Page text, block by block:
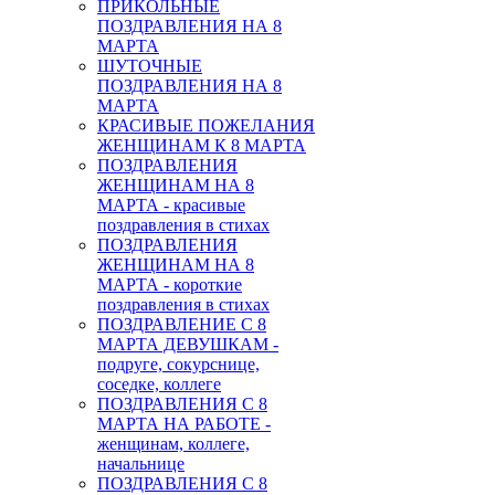
ПРИКОЛЬНЫЕ
ПОЗДРАВЛЕНИЯ НА 8
МАРТА
ШУТОЧНЫЕ
ПОЗДРАВЛЕНИЯ НА 8
МАРТА
КРАСИВЫЕ ПОЖЕЛАНИЯ
ЖЕНЩИНАМ К 8 МАРТА
ПОЗДРАВЛЕНИЯ
ЖЕНЩИНАМ НА 8
МАРТА - красивые
поздравления в стихах
ПОЗДРАВЛЕНИЯ
ЖЕНЩИНАМ НА 8
МАРТА - короткие
поздравления в стихах
ПОЗДРАВЛЕНИЕ С 8
МАРТА ДЕВУШКАМ -
подруге, сокурснице,
соседке, коллеге
ПОЗДРАВЛЕНИЯ С 8
МАРТА НА РАБОТЕ -
женщинам, коллеге,
начальнице
ПОЗДРАВЛЕНИЯ С 8